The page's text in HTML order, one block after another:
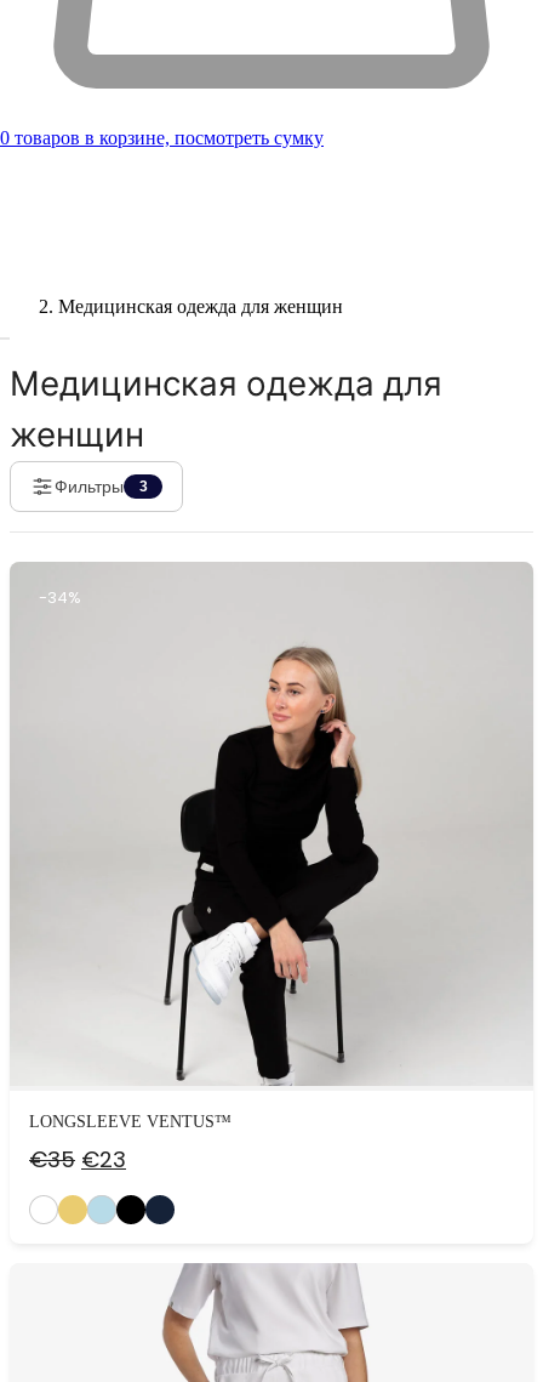
0 товаров в корзине, посмотреть сумку
Медицинская одежда для женщин
Медицинская одежда для
женщин
Фильтры 3
-34%
LONGSLEEVE VENTUS™
€35 Первоначальная
цена
составляла
€23
цена:
€23.